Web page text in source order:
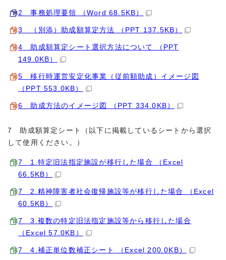
2 事務処理要領 （Word 68.5KB）
3 （別添）助成額算定方法 （PPT 137.5KB）
4 助成額算定シート選択方法について （PPT
149.0KB）
5 移行時運営安定化事業（従前額助成）イメージ図
（PPT 553.0KB）
6 助成方法のイメージ図 （PPT 334.0KB）
7 助成額算定シート（以下に掲載しているシートから選択
して使用ください。）
7 1.特定旧法指定施設が移行した場合 （Excel
66.5KB）
7 2.精神障害者社会復帰施設等が移行した場合 （Excel
60.5KB）
7 3.複数の特定旧法指定施設等から移行した場合
（Excel 57.0KB）
7 4.補正単位数補正シート （Excel 200.0KB）